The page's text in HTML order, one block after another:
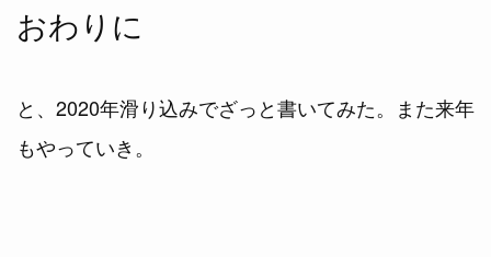
おわりに
と、2020年滑り込みでざっと書いてみた。また来年
もやっていき。